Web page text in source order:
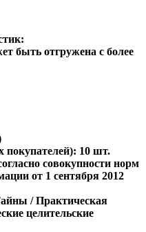
быть отгружена c более
покупателей): 10 шт.
совокупности норм
от 1 сентября 2012
/ Практическая
целительские